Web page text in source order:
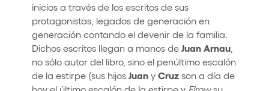
inicios a través de los escritos de sus
protagonistas, legados de generación en
generación contando el devenir de la familia.
Dichos escritos llegan a manos de Juan Arnau,
no sólo autor del libro, sino el penúltimo escalón
de la estirpe (sus hijos Juany Cruzson a día de